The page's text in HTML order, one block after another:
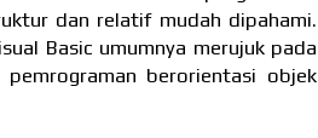
dan relatif mudah dipahami.
Basic umumnya merujuk pada
berorientasi objek